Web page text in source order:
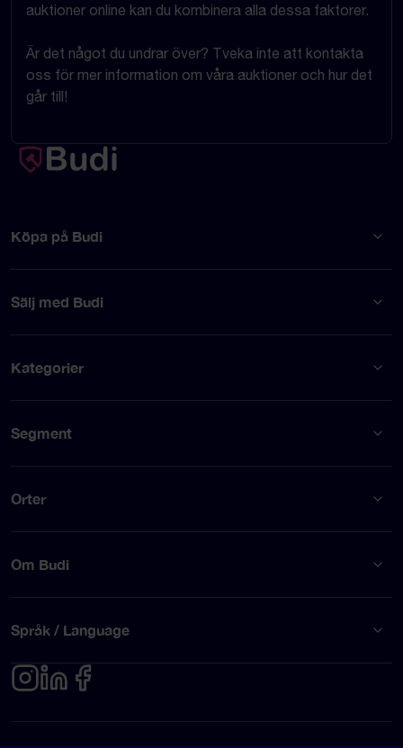
auktioner online kan du kombinera alla dessa faktorer.
Är det något du undrar över? Tveka inte att kontakta
oss för mer information om våra auktioner och hur det
går till!
Köpa på Budi
Sälj med Budi
Kategorier
Segment
Orter
Om Budi
Språk / Language